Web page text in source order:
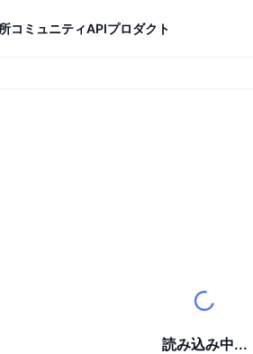
コミュニティAPIプロダクト
読み込み中...